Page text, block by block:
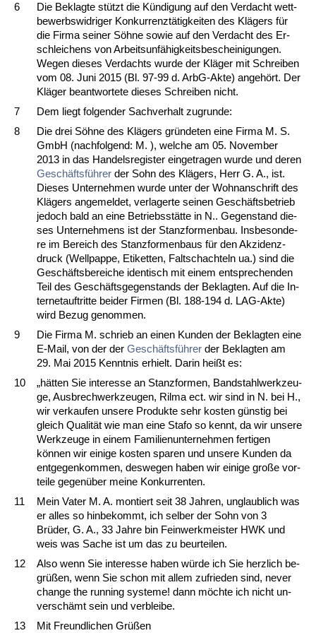
6
Die Be­klag­te stützt die Kündi­gung auf den Ver­dacht wett­
be­werbs­wid­ri­ger Kon­kur­renztätig­kei­ten des Klägers für
die Fir­ma sei­ner Söhne so­wie auf den Ver­dacht des Er­
schlei­chens von Ar­beits­unfähig­keits­be­schei­ni­gun­gen.
We­gen die­ses Ver­dachts wur­de der Kläger mit Schrei­ben
vom 08. Ju­ni 2015 (Bl. 97-99 d. ArbG-Ak­te) an­gehört. Der
Kläger be­ant­wor­te­te die­ses Schrei­ben nicht.
7
Dem liegt fol­gen­der Sach­ver­halt zu­grun­de:
8
Die drei Söhne des Klägers gründe­ten ei­ne Fir­ma M. S.
GmbH (nach­fol­gend: M. ), wel­che am 05. No­vem­ber
2013 in das Han­dels­re­gis­ter ein­ge­tra­gen wur­de und de­ren
Geschäftsführer der Sohn des Klägers, Herr G. A., ist.
Die­ses Un­ter­neh­men wur­de un­ter der Wohn­an­schrift des
Klägers an­ge­mel­det, ver­la­ger­te sei­nen Geschäfts­be­trieb
je­doch bald an ei­ne Be­triebsstätte in N.. Ge­gen­stand die­
ses Un­ter­neh­mens ist der Stanz­for­men­bau. Ins­be­son­de­
re im Be­reich des Stanz­for­men­baus für den Ak­zi­denz­
druck (Well­pap­pe, Eti­ket­ten, Falt­schach­teln ua.) sind die
Geschäfts­be­rei­che iden­tisch mit ei­nem ent­spre­chen­den
Teil des Geschäfts­ge­gen­stands der Be­klag­ten. Auf die In­
ter­net­auf­trit­te bei­der Fir­men (Bl. 188-194 d. LAG-Ak­te)
wird Be­zug ge­nom­men.
9
Die Fir­ma M. schrieb an ei­nen Kun­den der Be­klag­ten ei­ne
E-Mail, von der der Geschäftsführer der Be­klag­ten am
29. Mai 2015 Kennt­nis er­hielt. Dar­in heißt es:
10
„hätten Sie in­ter­es­se an Stanz­for­men, Band­stahl­werk­zeu­
ge, Aus­brech­werk­zeu­gen, Ril­ma ect. wir sind in N. bei H.,
wir ver­kau­fen un­se­re Pro­duk­te sehr kos­ten güns­tig bei
gleich Qua­lität wie man ei­ne Sta­fo so kennt, da wir un­se­re
Werk­zeu­ge in ei­nem Fa­mi­li­en­un­ter­neh­men fer­ti­gen
können wir ei­ni­ge kos­ten spa­ren und un­se­re Kun­den da
ent­ge­gen­kom­men, des­we­gen ha­ben wir ei­ni­ge große vor­
tei­le ge­genüber mei­ne Kon­kur­ren­ten.
11
Mein Va­ter M. A. mon­tiert seit 38 Jah­ren, un­glaub­lich was
er al­les so hin­be­kommt, ich sel­ber der Sohn von 3
Brüder, G. A., 33 Jah­re bin Fein­werk­meis­ter HWK und
weis was Sa­che ist um das zu be­ur­tei­len.
12
Al­so wenn Sie in­ter­es­se ha­ben würde ich Sie herz­lich be­
grüßen, wenn Sie schon mit al­lem zu­frie­den sind, ne­ver
chan­ge the run­ning sys­te­me! dann möch­te ich nicht un­
verschämt sein und ver­blei­be.
13
Mit Freund­li­chen Grüßen